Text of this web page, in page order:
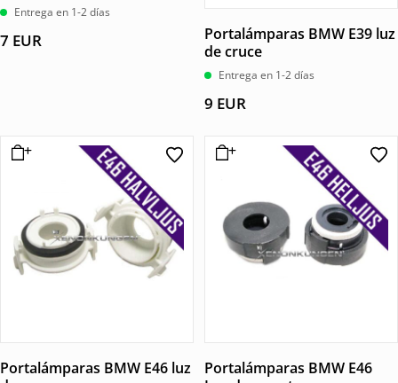
Entrega en 1-2 días
7 EUR
Portalámparas BMW E39 luz
de cruce
Entrega en 1-2 días
9 EUR
Portalámparas BMW E46 luz
Portalámparas BMW E46